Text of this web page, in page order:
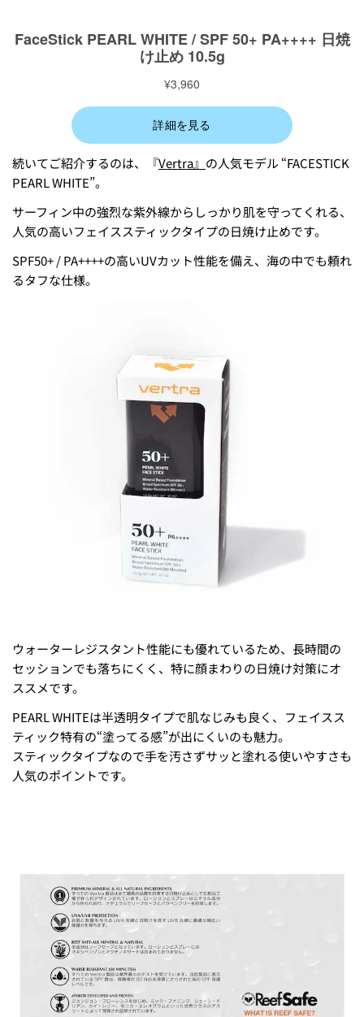
続いてご紹介するのは、『Vertra』 の人気モデル “FACESTICK
PEARL WHITE”。
サーフィン中の強烈な紫外線からしっかり肌を守ってくれる、
人気の高いフェイススティックタイプの日焼け止めです。
SPF50+ / PA++++の高いUVカット性能を備え、海の中でも頼れ
るタフな仕様。
ウォーターレジスタント性能にも優れているため、長時間の
セッションでも落ちにくく、特に顔まわりの日焼け対策にオ
ススメです。
PEARL WHITEは半透明タイプで肌なじみも良く、フェイスス
ティック特有の“塗ってる感”が出にくいのも魅力。
スティックタイプなので手を汚さずサッと塗れる使いやすさも
人気のポイントです。